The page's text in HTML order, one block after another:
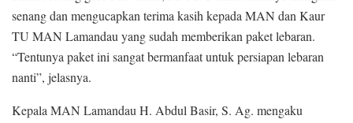
senang dan mengucapkan terima kasih kepada MAN dan Kaur
TU MAN Lamandau yang sudah memberikan paket lebaran.
“Tentunya paket ini sangat bermanfaat untuk persiapan lebaran
nanti”, jelasnya.
Kepala MAN Lamandau H. Abdul Basir, S. Ag. mengaku